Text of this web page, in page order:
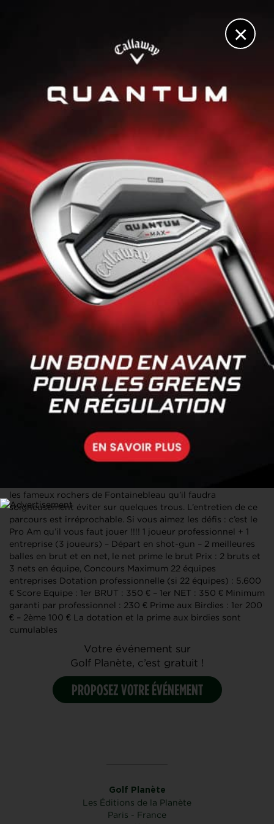
×
DÉCOUVRIR >
PRO AM DES ENTREPRISES GOLF DE FONTAINEBLEAU
Date : 16/09/2025
consulting.org
https://www.golf-
consulting.fr/
En quelques mots
20ème édition. Le Pro Am des Entreprises au Golf de
Fontainebleau est la référence pour la société Golf
Consulting. Le parcours Seine et Marnais est connu dans le
les fameux rochers de Fontainebleau qu’il faudra
soigneusement éviter sur quelques trous. L’entretien de ce
parcours est irréprochable. Si vous aimez les défis : c’est le
Pro Am qu’il vous faut jouer !!!! 1 joueur professionnel + 1
entreprise (3 joueurs) – Départ en shot-gun – 2 meilleures
balles en brut et en net, le net prime le brut Prix : 2 bruts et
3 nets en équipe, Concours Maximum 22 équipes
entreprises Dotation professionnelle (si 22 équipes) : 5.600
€ Score Equipe : 1er BRUT : 350 € – 1er NET : 350 € Minimum
garanti par professionnel : 230 € Prime aux Birdies : 1er 200
€ – 2ème 100 € La dotation et la prime aux birdies sont
cumulables
Votre événement sur
Golf Planète, c’est gratuit !
PROPOSEZ VOTRE ÉVÉNEMENT
Golf Planète
Les Éditions de la Planète
Paris - France